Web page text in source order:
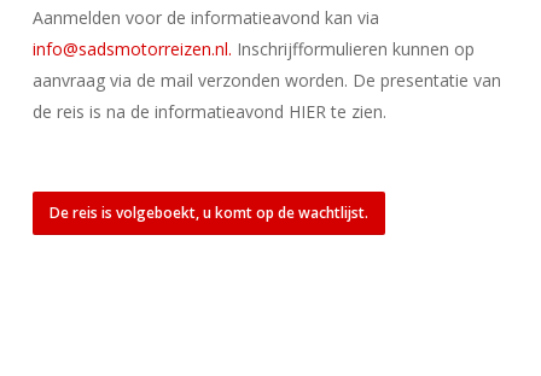
Aanmelden voor de informatieavond kan via
info@sadsmotorreizen.nl. Inschrijfformulieren kunnen op
aanvraag via de mail verzonden worden. De presentatie van
de reis is na de informatieavond HIER te zien.
De reis is volgeboekt, u komt op de wachtlijst.